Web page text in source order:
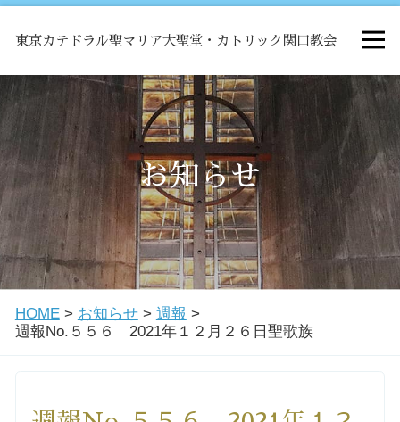
東京カテドラル聖マリア大聖堂・カトリック関口教会
HOME
ミサ
お知らせ
関口教会について
教会学校・中高生会
お知らせ
HOME> お知らせ> 週報 >
週報No.５５６ 2021年１２月２６日聖歌族